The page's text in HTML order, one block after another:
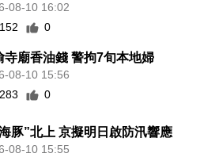
08-10 16:02
152
0
寺廟香油錢 警拘7旬本地婦
08-10 15:56
283
0
豚”北上 京擬明日啟防汛響應
08-10 15:55